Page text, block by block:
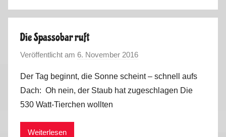
r
t
g
a
l
r
n
c
S
p
a
Die Spassobar ruft
Veröffentlicht am 6. November 2016
n
M
Der Tag beginnt, die Sonne scheint – schnell aufs
Dach: Oh nein, der Staub hat zugeschlagen Die
530 Watt-Tierchen wollten
Weiterlesen